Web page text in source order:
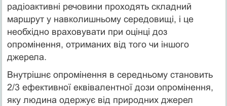
радіоактивні речовини проходять складний
маршрут у навколишньому середовищі, і це
необхідно враховувати при оцінці доз
опромінення, отриманих від того чи іншого
джерела.
Внутрішнє опромінення в середньому становить
2/3 ефективної еквівалентної дози опромінення,
яку людина одержує від природних джерел